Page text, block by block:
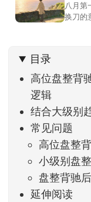
八月第
换刀的
家感受
回暖到
目录
高位盘整背
逻辑
结合大级别
常见问题
高位盘整
小级别盘
盘整背驰
延伸阅读